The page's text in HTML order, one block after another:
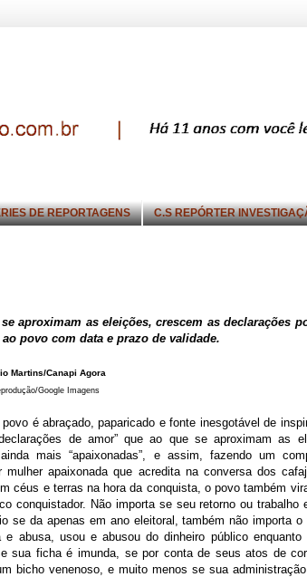
DE REPORTAGENS C.S REPÓRTER
aproximam as eleições, crescem as declarações
ao povo com data e prazo de validade.
Martins/Canapi Agora
Google Imagens
é abraçado, paparicado e fonte inesgotável de
de amor” que ao que se aproximam as
mais “apaixonadas”, e assim, fazendo um
mulher apaixonada que acredita na conversa dos
céus e terras na hora da conquista, o povo também
conquistador. Não importa se seu retorno ou trabalho
se da apenas em ano eleitoral, também não importa o
e abusa, usou e abusou do dinheiro público enquanto
sua ficha é imunda, se por conta de seus atos de
bicho venenoso, e muito menos se sua